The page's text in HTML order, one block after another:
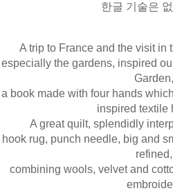
한글 기술은
A trip to France and the visit in
especially the gardens, inspired
Garden,
a book made with four hands
inspired textile
A great quilt, splendidly
hook rug, punch needle, big and
refined,
combining wools, velvet and